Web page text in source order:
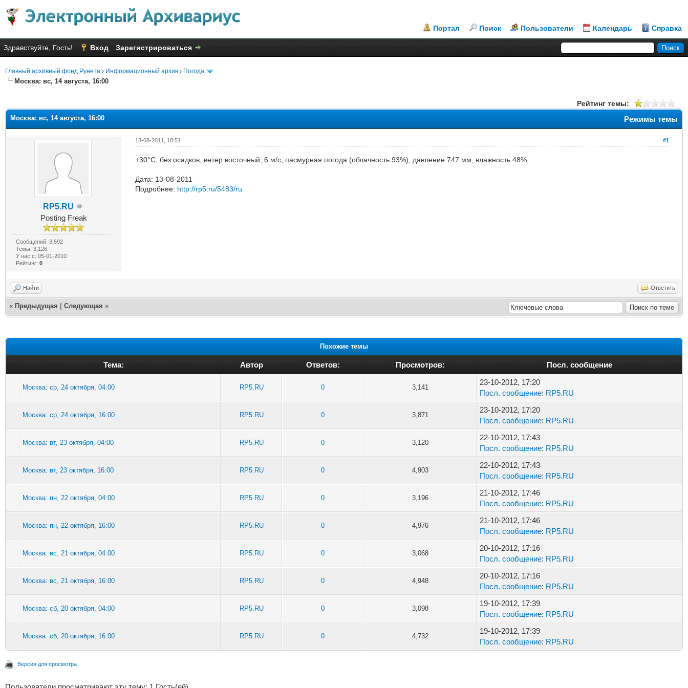
Портал Поиск Пользователи Календарь Справка
Здравствуйте, Гость! Вход Зарегистрироваться
Главный архивный фонд Рунета › Информационный архив › Погода
Москва: вс, 14 августа, 16:00
Рейтинг темы:
Режимы темы
Москва: вс, 14 августа, 16:00
RP5.RU
Posting Freak
Сообщений: 3,592
Темы: 3,126
У нас с: 05-01-2010
Рейтинг:0
#1
13-08-2011, 18:51
+30°C, без осадков, ветер восточный, 6 м/с, пасмурная погода (облачность 93%), давление 747 мм, влажность 48%
Дата: 13-08-2011
Подробнее: http://rp5.ru/5483/ru
Найти Ответить
« Предыдущая Следующая »
Похожие темы
Тема: Автор Ответов: Просмотров: Посл. сообщение
Москва: ср, 24 октября, 04:00 RP5.RU 0 3,141
23-10-2012, 17:20
Посл. сообщение: RP5.RU
Москва: ср, 24 октября, 16:00 RP5.RU 0 3,871
23-10-2012, 17:20
Посл. сообщение: RP5.RU
Москва: вт, 23 октября, 04:00 RP5.RU 0 3,120
22-10-2012, 17:43
Посл. сообщение: RP5.RU
Москва: вт, 23 октября, 16:00 RP5.RU 0 4,903
22-10-2012, 17:43
Посл. сообщение: RP5.RU
Москва: пн, 22 октября, 04:00 RP5.RU 0 3,196
21-10-2012, 17:46
Посл. сообщение: RP5.RU
Москва: пн, 22 октября, 16:00 RP5.RU 0 4,976
21-10-2012, 17:46
Посл. сообщение: RP5.RU
Москва: вс, 21 октября, 04:00 RP5.RU 0 3,068
20-10-2012, 17:16
Посл. сообщение: RP5.RU
Москва: вс, 21 октября, 16:00 RP5.RU 0 4,948
20-10-2012, 17:16
Посл. сообщение: RP5.RU
Москва: сб, 20 октября, 04:00 RP5.RU 0 3,098
19-10-2012, 17:39
Посл. сообщение: RP5.RU
Москва: сб, 20 октября, 16:00 RP5.RU 0 4,732
19-10-2012, 17:39
Посл. сообщение: RP5.RU
Версия для просмотра